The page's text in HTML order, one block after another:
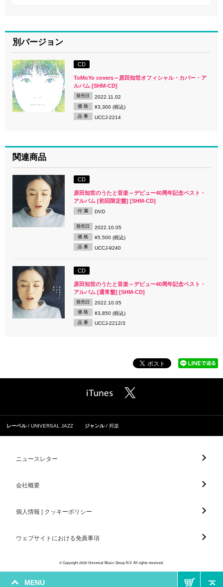
MENU
別バージョン
CD
ToMoYo covers～原田知世オフィシャル・カバー・ア
ルバム [SHM-CD]
発売日 2022.11.02
価 格 ¥3,300 (税込)
品 番 UCCJ-2214
関連商品
CD
原田知世のうたと音楽～デビュー40周年記念ベスト・
アルバム [初回限定盤] [SHM-CD]
付 属 DVD
発売日 2022.10.05
価 格 ¥5,500 (税込)
品 番 UCCJ-9240
CD
原田知世のうたと音楽～デビュー40周年記念ベスト・
アルバム [通常盤] [SHM-CD]
発売日 2022.10.05
価 格 ¥3,850 (税込)
品 番 UCCJ-2212/3
レーベル UNIVERSAL JAZZ ジャンル 邦楽
ニュースレター
会社概要
個人情報 | クッキーポリシー
ウェブサイトにおける免責事項
© Copyright 2026 Universal Music Group N.V. All rights reserved.